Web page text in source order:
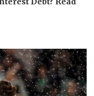
- Xe máy